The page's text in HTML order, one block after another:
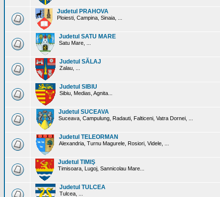
Judetul PRAHOVA
Ploiesti, Campina, Sinaia, ...
Judetul SATU MARE
Satu Mare, ...
Judetul SĂLAJ
Zalau, ...
Judetul SIBIU
Sibiu, Medias, Agnita...
Judetul SUCEAVA
Suceava, Campulung, Radauti, Falticeni, Vatra Dornei, ...
Judetul TELEORMAN
Alexandria, Turnu Magurele, Rosiori, Videle, ...
Judetul TIMIŞ
Timisoara, Lugoj, Sannicolau Mare...
Judetul TULCEA
Tulcea, ...